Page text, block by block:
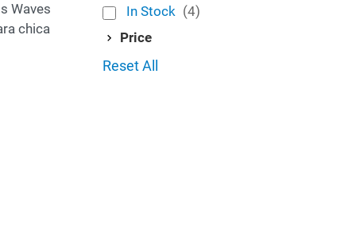
Waves
chica
In Stock (4)
Price
Reset All